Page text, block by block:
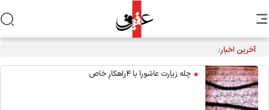
آخرین اخبار: مراسم عزاداری اربعین هیأت‌های دانشجویی در جوار محل شهادت
رهبر انقلاب
چله زیارت عاشورا با ۴راهکارِ خاص